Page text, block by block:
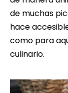
de muchas
hace
como para
culinario.